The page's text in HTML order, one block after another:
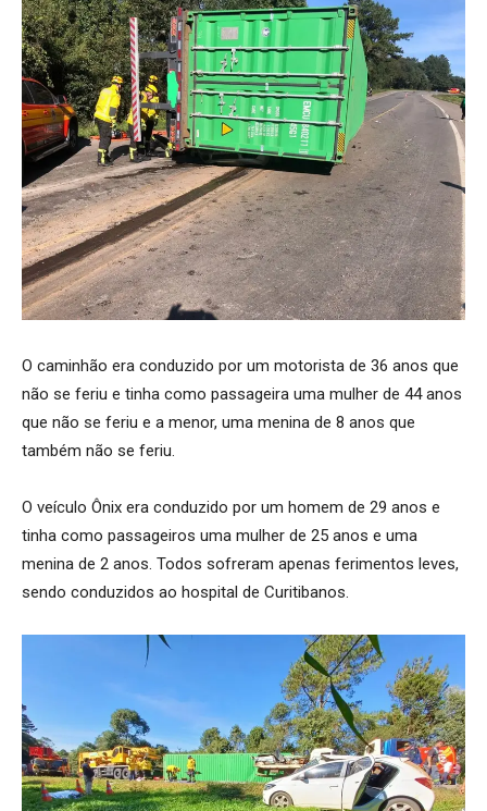
O caminhão era conduzido por um motorista de 36 anos que
não se feriu e tinha como passageira uma mulher de 44 anos
que não se feriu e a menor, uma menina de 8 anos que
também não se feriu.
O veículo Ônix era conduzido por um homem de 29 anos e
tinha como passageiros uma mulher de 25 anos e uma
menina de 2 anos. Todos sofreram apenas ferimentos leves,
sendo conduzidos ao hospital de Curitibanos.